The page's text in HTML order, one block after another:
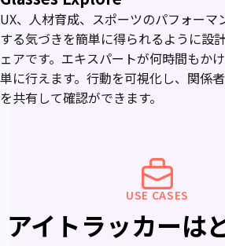
UX、人材育成、スポーツのパフォーマ
する気づきを簡単に得られるように設
ェアです。エキスパートが何時間もか
単に行えます。行動を可視化し、関係
を共有して確認ができます。
用
USE CASES
アイトラッカーは